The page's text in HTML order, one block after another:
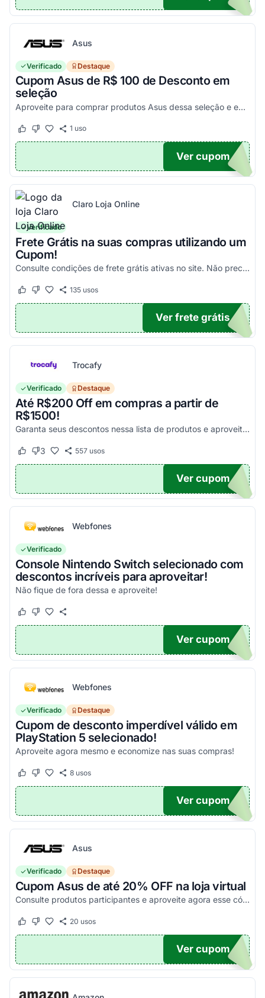
Asus
Verificado Destaque
Cupom Asus de R$ 100 de Desconto em
seleção
Aproveite para comprar produtos Asus dessa seleção e economize! - E1504FA-NJ1287
Este cupom funcionou
Este cupom não funcionou
1 uso
100
Ver cupom
Claro Loja Online
Verificado
Frete Grátis na suas compras utilizando um
Cupom!
Consulte condições de frete grátis ativas no site. Não precisa aplicar código promocional Claro Loja!
Este cupom funcionou
Este cupom não funcionou
135usos
TICO
Ver frete grátis
Trocafy
Verificado Destaque
Até R$200 Off em compras a partir de
R$1500!
Garanta seus descontos nessa lista de produtos e aproveite para economizar agora mesmo! Válido para todo o site exceto em produtos com o selo "Estou Zerado"
Este cupom funcionou
Este cupom não funcionou
3 557usos
ONTO
Ver cupom
Webfones
Verificado
Console Nintendo Switch selecionado com
descontos incríveis para aproveitar!
Não fique de fora dessa e aproveite!
Este cupom funcionou
Este cupom não funcionou
O100
Ver cupom
Webfones
Verificado Destaque
Cupom de desconto imperdível válido em
PlayStation 5 selecionado!
Aproveite agora mesmo e economize nas suas compras!
Este cupom funcionou
Este cupom não funcionou
8usos
O100
Ver cupom
Asus
Verificado Destaque
Cupom Asus de até 20% OFF na loja virtual
Consulte produtos participantes e aproveite agora esse código promocional!
Este cupom funcionou
Este cupom não funcionou
20 usos
20
Ver cupom